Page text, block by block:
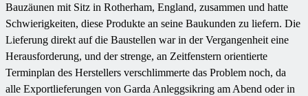
Bauzäunen mit Sitz in Rotherham, England, zusammen und hatte
Schwierigkeiten, diese Produkte an seine Baukunden zu liefern. Die
Lieferung direkt auf die Baustellen war in der Vergangenheit eine
Herausforderung, und der strenge, an Zeitfenstern orientierte
Terminplan des Herstellers verschlimmerte das Problem noch, da
alle Exportlieferungen von Garda Anleggsikring am Abend oder in